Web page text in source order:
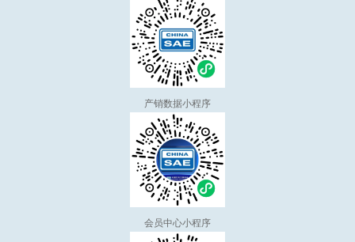
产销数据小程序
会员中心小程序